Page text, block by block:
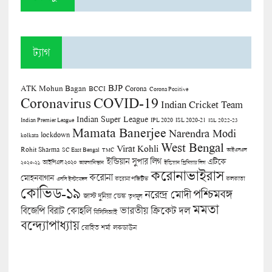
ট্যাগ
ATK Mohun Bagan BCCI BJP Corona Corona Positive
CoronavirusCOVID-19 Indian Cricket Team
Indian Premier League Indian Super League IPL 2020 ISL 2020-21 ISL 2022-23
kolkata lockdown Mamata Banerjee Narendra Modi
Rohit Sharma SC East Bengal TMC Virat Kohli West Bengal আইএসএল
২০২০-২১ আইপিএল ২০২০ আফগানিস্তান ইন্ডিয়ান সুপার লিগ ইন্ডিয়ান প্রিমিয়ার লিগ এটিকে
মোহনবাগান এসসি ইস্টবেঙ্গল করোনা করোনা পজিটিভ করোনাভাইরাস কলকাতা
কোভিড-১৯ জাস্ট দুনিয়া ডেস্ক তৃণমূল নরেন্দ্র মোদী পশ্চিমবঙ্গ
বিজেপি বিরাট কোহলি বিসিসিআই ভারতীয় ক্রিকেট দল মমতা
বন্দ্যোপাধ্যায় রোহিত শর্মা লকডাউন